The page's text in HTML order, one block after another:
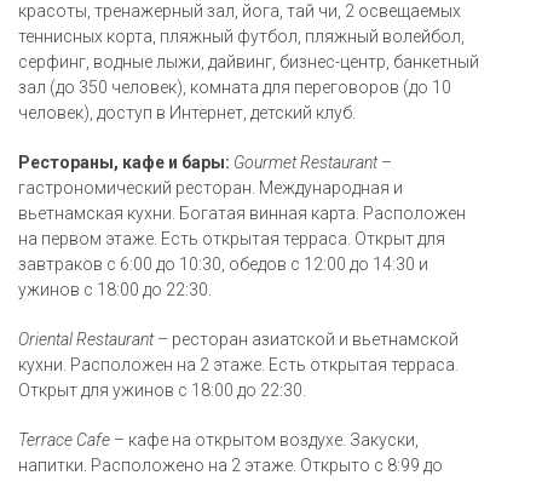
красоты, тренажерный зал, йога, тай чи, 2 освещаемых
теннисных корта, пляжный футбол, пляжный волейбол,
серфинг, водные лыжи, дайвинг, бизнес-центр, банкетный
зал (до 350 человек), комната для переговоров (до 10
человек), доступ в Интернет, детский клуб.
Рестораны, кафе и бары: Gourmet Restaurant–
гастрономический ресторан. Международная и
вьетнамская кухни. Богатая винная карта. Расположен
на первом этаже. Есть открытая терраса. Открыт для
завтраков с 6:00 до 10:30, обедов с 12:00 до 14:30 и
ужинов с 18:00 до 22:30.
Oriental Restaurant– ресторан азиатской и вьетнамской
кухни. Расположен на 2 этаже. Есть открытая терраса.
Открыт для ужинов с 18:00 до 22:30.
Terrace Cafe – кафе на открытом воздухе. Закуски,
напитки. Расположено на 2 этаже. Открыто с 8:99 до